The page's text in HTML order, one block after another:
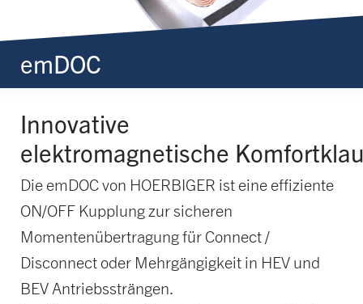
emDOC
Innovative
elektromagnetische
Die emDOC von HOERBIGER ist eine effiziente
ON/OFF Kupplung zur sicheren
Momentenübertragung für Connect /
Disconnect oder Mehrgängigkeit in HEV und
BEV Antriebssträngen.